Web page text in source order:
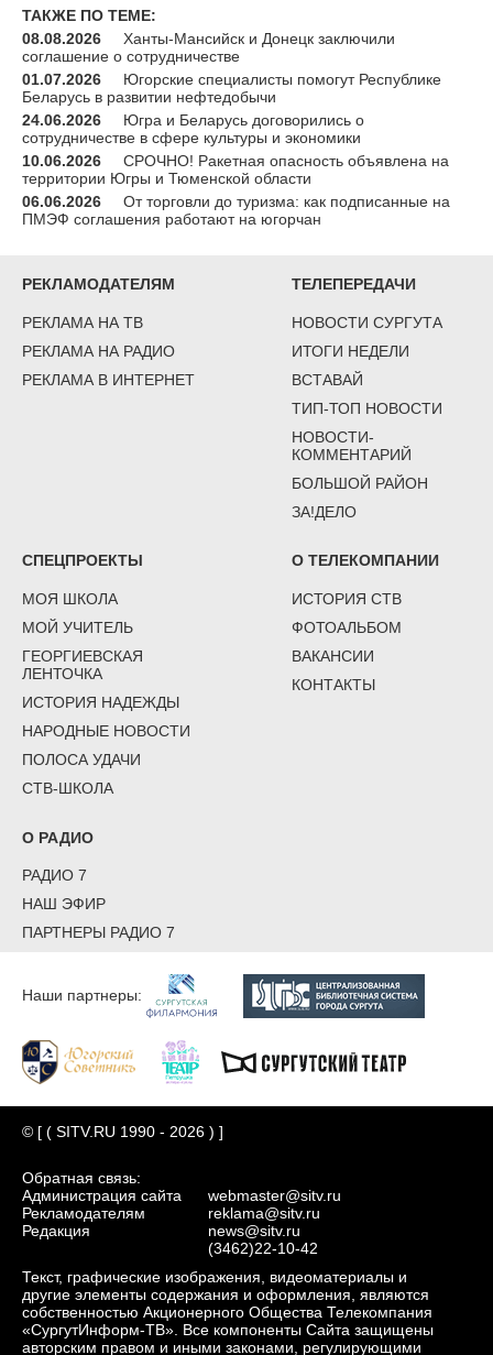
ТАКЖЕ ПО ТЕМЕ:
08.08.2026
Ханты-Мансийск и Донецк заключили
соглашение о сотрудничестве
01.07.2026
Югорские специалисты помогут Республике
Беларусь в развитии нефтедобычи
24.06.2026
Югра и Беларусь договорились о
сотрудничестве в сфере культуры и экономики
10.06.2026
СРОЧНО! Ракетная опасность объявлена на
территории Югры и Тюменской области
06.06.2026
От торговли до туризма: как подписанные на
ПМЭФ соглашения работают на югорчан
РЕКЛАМОДАТЕЛЯМ
РЕКЛАМА НА ТВ
РЕКЛАМА НА РАДИО
РЕКЛАМА В ИНТЕРНЕТ
ТЕЛЕПЕРЕДАЧИ
НОВОСТИ СУРГУТА
ИТОГИ НЕДЕЛИ
ВСТАВАЙ
ТИП-ТОП НОВОСТИ
НОВОСТИ-
КОММЕНТАРИЙ
БОЛЬШОЙ РАЙОН
ЗА!ДЕЛО
СПЕЦПРОЕКТЫ
МОЯ ШКОЛА
МОЙ УЧИТЕЛЬ
ГЕОРГИЕВСКАЯ
ЛЕНТОЧКА
ИСТОРИЯ НАДЕЖДЫ
НАРОДНЫЕ НОВОСТИ
ПОЛОСА УДАЧИ
СТВ-ШКОЛА
О ТЕЛЕКОМПАНИИ
ИСТОРИЯ СТВ
ФОТОАЛЬБОМ
ВАКАНСИИ
КОНТАКТЫ
О РАДИО
РАДИО 7
НАШ ЭФИР
ПАРТНЕРЫ РАДИО 7
Наши партнеры:
© [ ( SITV.RU 1990 - 2026 ) ]
Обратная связь:
Администрация сайта
Рекламодателям
Редакция
webmaster@sitv.ru
reklama@sitv.ru
news@sitv.ru
(3462)22-10-42
Текст, графические изображения, видеоматериалы и
другие элементы содержания и оформления, являются
собственностью Акционерного Общества Телекомпания
«СургутИнформ-ТВ». Все компоненты Сайта защищены
авторским правом и иными законами, регулирующими